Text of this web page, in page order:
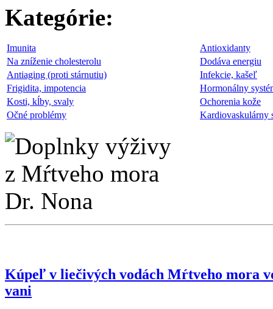
Kategórie:
Imunita
Antioxidanty
Na zníženie cholesterolu
Dodáva energiu
Antiaging (proti stárnutiu)
Infekcie, kašeľ
Frigidita, impotencia
Hormonálny
Kosti, kĺby, svaly
Ochorenia kože
Očné problémy
Kardiovaskulárny
Kúpeľ v liečivých vodách Mŕtveho mora
vani